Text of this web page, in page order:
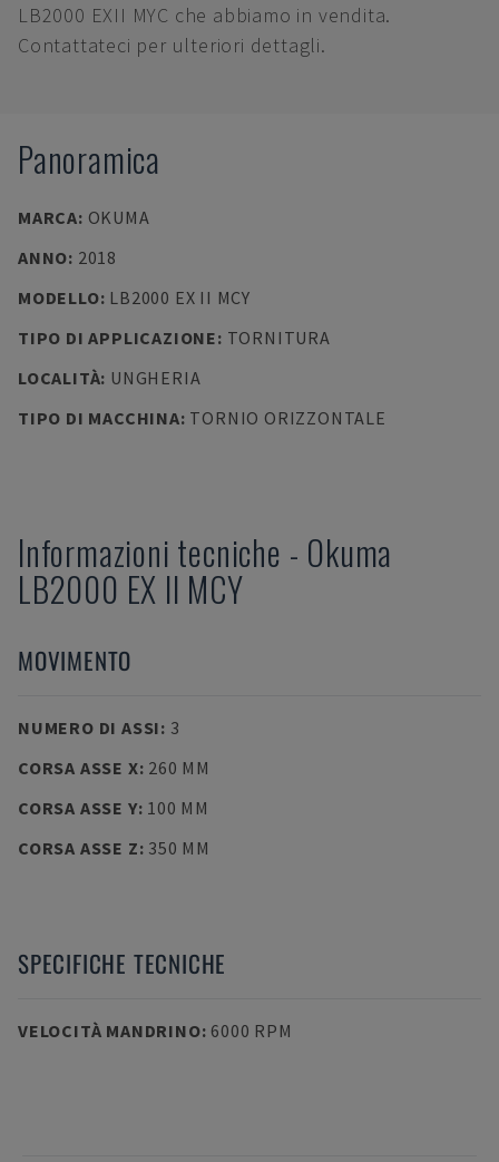
LB2000 EXII MYC che abbiamo in vendita.
Contattateci per ulteriori dettagli.
Panoramica
MARCA: OKUMA
ANNO: 2018
MODELLO: LB2000 EX II MCY
TIPO DI APPLICAZIONE: TORNITURA
LOCALITÀ: UNGHERIA
TIPO DI MACCHINA: TORNIO ORIZZONTALE
Informazioni tecniche - Okuma
LB2000 EX II MCY
MOVIMENTO
NUMERO DI ASSI: 3
CORSA ASSE X: 260 MM
CORSA ASSE Y: 100 MM
CORSA ASSE Z: 350 MM
SPECIFICHE TECNICHE
VELOCITÀ MANDRINO: 6000 RPM